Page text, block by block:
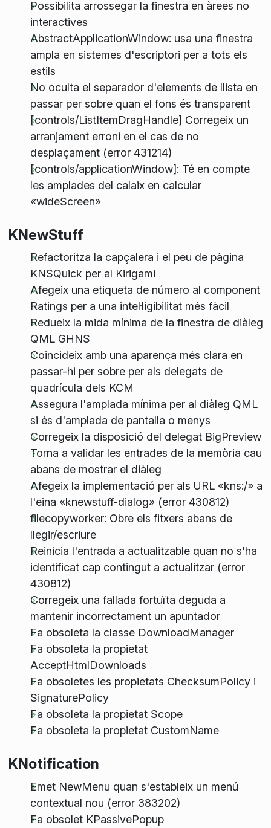
Possibilita arrossegar la finestra en àrees no
interactives
AbstractApplicationWindow: usa una finestra
ampla en sistemes d'escriptori per a tots els
estils
No oculta el separador d'elements de llista en
passar per sobre quan el fons és transparent
[controls/ListItemDragHandle] Corregeix un
arranjament erroni en el cas de no
desplaçament (error 431214)
[controls/applicationWindow]: Té en compte
les amplades del calaix en calcular
«wideScreen»
KNewStuff
Refactoritza la capçalera i el peu de pàgina
KNSQuick per al Kirigami
Afegeix una etiqueta de número al component
Ratings per a una intel·ligibilitat més fàcil
Redueix la mida mínima de la finestra de diàleg
QML GHNS
Coincideix amb una aparença més clara en
passar-hi per sobre per als delegats de
quadrícula dels KCM
Assegura l'amplada mínima per al diàleg QML
si és d'amplada de pantalla o menys
Corregeix la disposició del delegat BigPreview
Torna a validar les entrades de la memòria cau
abans de mostrar el diàleg
Afegeix la implementació per als URL «kns:/» a
l'eina «knewstuff-dialog» (error 430812)
filecopyworker: Obre els fitxers abans de
llegir/escriure
Reinicia l'entrada a actualitzable quan no s'ha
identificat cap contingut a actualitzar (error
430812)
Corregeix una fallada fortuïta deguda a
mantenir incorrectament un apuntador
Fa obsoleta la classe DownloadManager
Fa obsoleta la propietat
AcceptHtmlDownloads
Fa obsoletes les propietats ChecksumPolicy i
SignaturePolicy
Fa obsoleta la propietat Scope
Fa obsoleta la propietat CustomName
KNotification
Emet NewMenu quan s'estableix un menú
contextual nou (error 383202)
Fa obsolet KPassivePopup